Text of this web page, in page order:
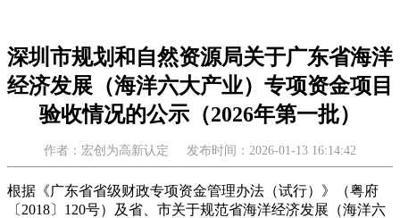
深圳市规划和自然资源局关于广东省海洋
经济发展（海洋六大产业）专项资金项目
验收情况的公示（2026年第一批）
作者：宏创为高新认定 发布时间：2026-01-13 16:14:42
根据《广东省省级财政专项资金管理办法（试行）》（粤府
〔2018〕120号）及省、市关于规范省海洋经济发展（海洋六